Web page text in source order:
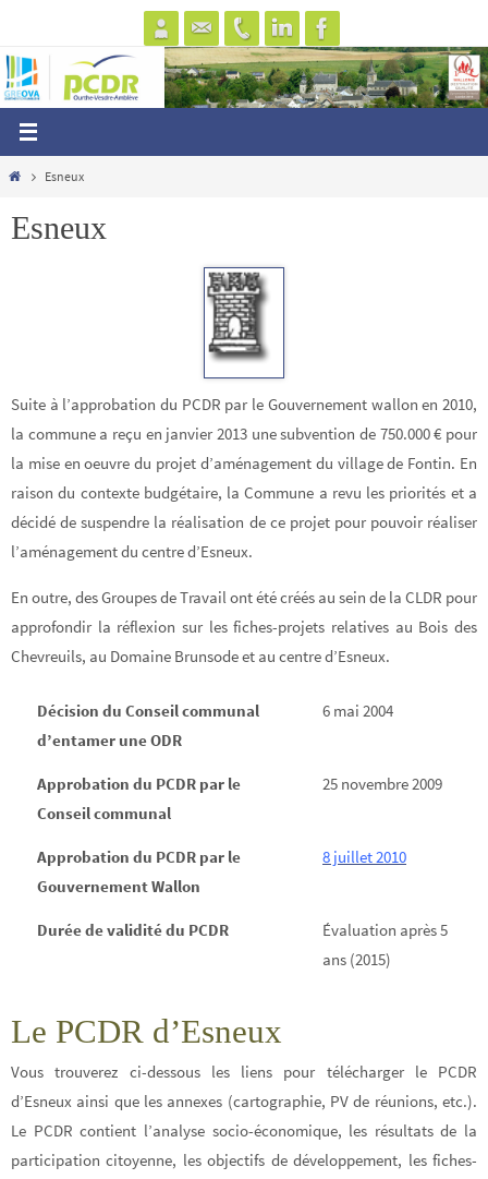
le
contenu
HomeEsneux
Esneux
Suite à l’approbation du PCDR par le Gouvernement wallon en 2010,
la commune a reçu en janvier 2013 une subvention de 750.000 € pour
la mise en oeuvre du projet d’aménagement du village de Fontin. En
raison du contexte budgétaire, la Commune a revu les priorités et a
décidé de suspendre la réalisation de ce projet pour pouvoir réaliser
l’aménagement du centre d’Esneux.
En outre, des Groupes de Travail ont été créés au sein de la CLDR pour
approfondir la réflexion sur les fiches-projets relatives au Bois des
Chevreuils, au Domaine Brunsode et au centre d’Esneux.
Décision du Conseil communal
d’entamer une ODR
6 mai 2004
Approbation du PCDR par le
Conseil communal
25 novembre 2009
Approbation du PCDR par le
Gouvernement Wallon
8 juillet 2010
Durée de validité du PCDR
Évaluation après 5
ans (2015)
Le PCDR d’Esneux
Vous trouverez ci-dessous les liens pour télécharger le PCDR
d’Esneux ainsi que les annexes (cartographie, PV de réunions, etc.).
Le PCDR contient l’analyse socio-économique, les résultats de la
participation citoyenne, les objectifs de développement, les fiches-